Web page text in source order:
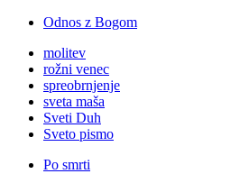
Odnos z Bogom
molitev
rožni venec
spreobrnjenje
sveta maša
Sveti Duh
Sveto pismo
Po smrti